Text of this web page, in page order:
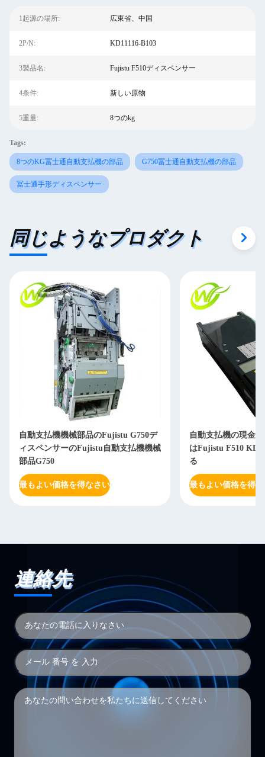
1起源の場所: 広東省、中国
2P/N: KD11116-B103
3製品名: Fujistu F510ディスペンサー
4条件: 新しい原物
5重量: 8つのkg
Tags:
8つのKG冨士通自動支払機の部品 G750冨士通自動支払機の部品
冨士通手形ディスペンサー
同じようなプロダクト
自動支払機機械部品のFujistu G750デ
ィスペンサーのFujistu自動支払機機械
部品G750
最もよい価格を得なさい
自動支払機の現金
はFujistu F510
る
最もよい価格を得
連絡先